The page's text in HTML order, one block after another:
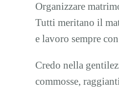
Organizzare
Tutti meritano il
e lavoro sempre
Credo nella
commosse,